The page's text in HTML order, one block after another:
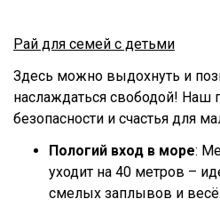
Рай для семей с детьми
Здесь можно выдохнуть и
наслаждаться свободой! Наш
безопасности и счастья для
Пологий вход в море:
уходит на 40 метров –
смелых заплывов и